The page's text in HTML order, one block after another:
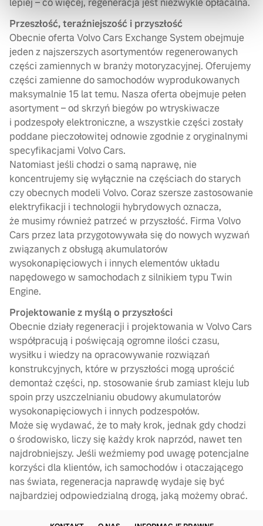
lepiej – co więcej, regeneracja jest niezwykle opłacalna.
Przeszłość, teraźniejszość i przyszłość
Obecnie oferta Volvo Cars Exchange System obejmuje
jeden z najszerszych asortymentów regenerowanych
części zamiennych w branży motoryzacyjnej. Oferujemy
części zamienne do samochodów wyprodukowanych
maksymalnie 15 lat temu. Nasza oferta obejmuje pełen
asortyment – od skrzyń biegów po wtryskiwacze
i podzespoły elektroniczne, a wszystkie części zostały
poddane pieczołowitej odnowie zgodnie z oryginalnymi
specyfikacjami Volvo Cars.
Natomiast jeśli chodzi o samą naprawę, nie
koncentrujemy się wyłącznie na częściach do starych
czy obecnych modeli Volvo. Coraz szersze zastosowanie
elektryfikacji i technologii hybrydowych oznacza,
że musimy również patrzeć w przyszłość. Firma Volvo
Cars przez lata przygotowywała się do nowych wyzwań
związanych z obsługą akumulatorów
wysokonapięciowych i innych elementów układu
napędowego w samochodach z silnikiem typu Twin
Engine.
Projektowanie z myślą o przyszłości
Obecnie działy regeneracji i projektowania w Volvo Cars
współpracują i poświęcają ogromne ilości czasu,
wysiłku i wiedzy na opracowywanie rozwiązań
konstrukcyjnych, które w przyszłości mogą uprościć
demontaż części, np. stosowanie śrub zamiast kleju lub
spoin przy uszczelnianiu obudowy akumulatorów
wysokonapięciowych i innych podzespołów.
Może się wydawać, że to mały krok, jednak gdy chodzi
o środowisko, liczy się każdy krok naprzód, nawet ten
najdrobniejszy. Jeśli weźmiemy pod uwagę potencjalne
korzyści dla klientów, ich samochodów i otaczającego
nas świata, regeneracja naprawdę wydaje się być
najbardziej odpowiedzialną drogą, jaką możemy obrać.